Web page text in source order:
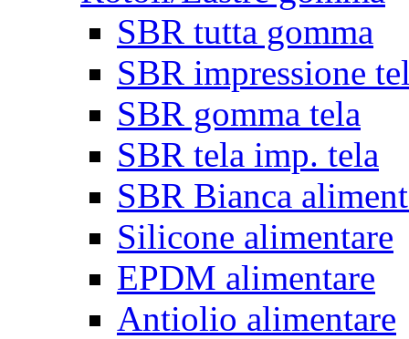
SBR tutta gomma
SBR impressione
SBR gomma tela
SBR tela imp. tela
SBR Bianca
Silicone alimentare
EPDM alimentare
Antiolio alimentare